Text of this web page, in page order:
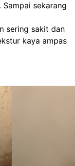
sekarang
sering sakit dan
kaya ampas